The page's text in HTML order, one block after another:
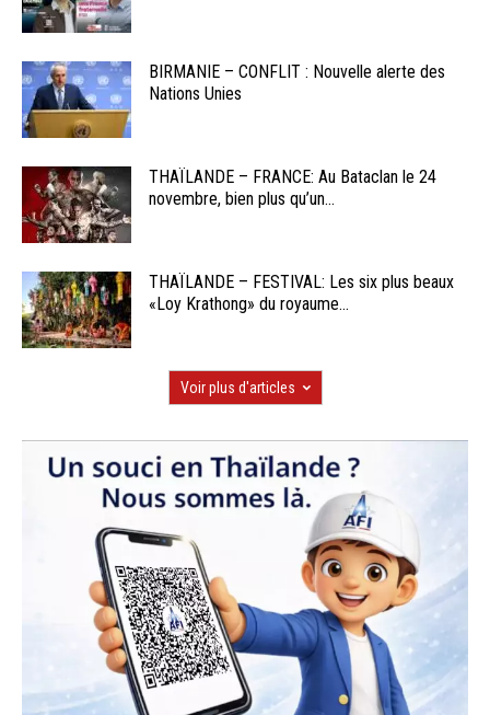
BIRMANIE – CONFLIT : Nouvelle alerte des
Nations Unies
THAÏLANDE – FRANCE: Au Bataclan le 24
novembre, bien plus qu’un...
THAÏLANDE – FESTIVAL: Les six plus beaux
«Loy Krathong» du royaume...
Voir plus d'articles